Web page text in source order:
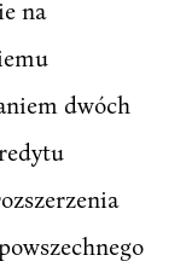
na
dwóch